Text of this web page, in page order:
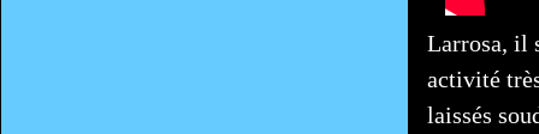
Larrosa, il
activité
laissés